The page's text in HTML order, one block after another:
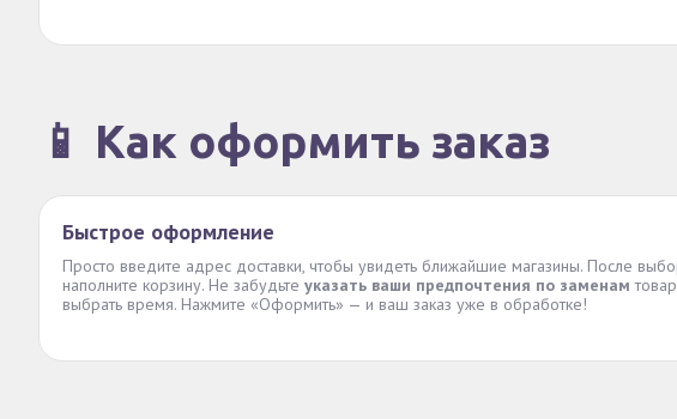
📱 Как оформить заказ
Быстрое оформление
Просто введите адрес доставки, чтобы увидеть ближайшие магазины. После
наполните корзину. Не забудьте указать ваши предпочтения по заменам
выбрать время. Нажмите «Оформить» — и ваш заказ уже в обработке!